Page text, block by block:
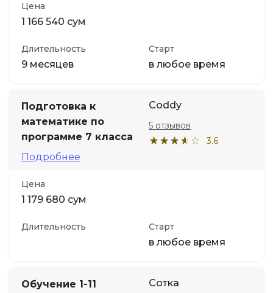
Цена
1 166 540 сум
Длительность
9 месяцев
Старт
в любое время
Подготовка к
математике по
программе 7 класса
Подробнее
Coddy
3.6
5 отзывов
Цена
1 179 680 сум
Длительность Старт
в любое время
Обучение 1-11
Сотка